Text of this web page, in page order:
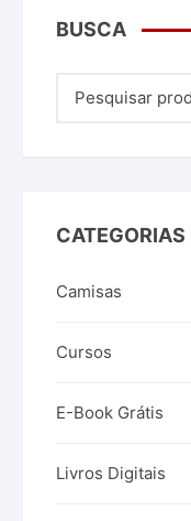
BUSCA
CATEGORIAS
Camisas
Cursos
E-Book Grátis
Livros Digitais